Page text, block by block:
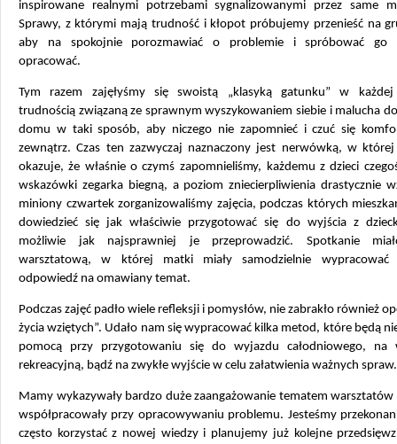
inspirowane realnymi potrzebami sygnalizowanymi przez same
Sprawy, z którymi mają trudność i kłopot próbujemy przenieść na
aby na spokojnie porozmawiać o problemie i spróbować go
opracować.
Tym razem zajęłyśmy się swoistą „klasyką gatunku” w każdej
trudnością związaną ze sprawnym wyszykowaniem siebie i malucha
domu w taki sposób, aby niczego nie zapomnieć i czuć się
zewnątrz. Czas ten zazwyczaj naznaczony jest nerwówką, w
okazuje, że właśnie o czymś zapomnieliśmy, każdemu z dzieci
wskazówki zegarka biegną, a poziom zniecierpliwienia drastycznie
miniony czwartek zorganizowaliśmy zajęcia, podczas których
dowiedzieć się jak właściwie przygotować się do wyjścia z
możliwie jak najsprawniej je przeprowadzić. Spotkanie
warsztatową, w której matki miały samodzielnie wypracować
odpowiedź na omawiany temat.
Podczas zajęć padło wiele refleksji i pomysłów, nie zabrakło również
życia wziętych”. Udało nam się wypracować kilka metod, które będą
pomocą przy przygotowaniu się do wyjazdu całodniowego, na
rekreacyjną, bądź na zwykłe wyjście w celu załatwienia ważnych spraw.
Mamy wykazywały bardzo duże zaangażowanie tematem warsztatów
współpracowały przy opracowywaniu problemu. Jesteśmy
często korzystać z nowej wiedzy i planujemy już kolejne